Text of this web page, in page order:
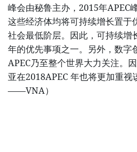
峰会由秘鲁主办，2015年APEC
这些经济体均将可持续增长置于
社会最低阶层。因此，可持续增
年的优先事项之一。另外，数字
APEC乃至整个世界大力关注。
亚在2018APEC 年也将更加重视
——VNA）